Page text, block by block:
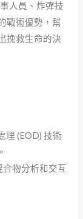
人員、炸彈技
戰術優勢，幫
挽救生命的決
理 (EOD) 技術
物分析和交互